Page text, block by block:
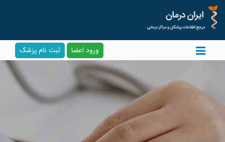
ورود اعضا ثبت نام پزشک